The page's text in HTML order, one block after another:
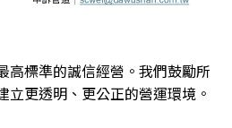
高標準的誠信經營。我們鼓勵所
立更透明、更公正的營運環境。